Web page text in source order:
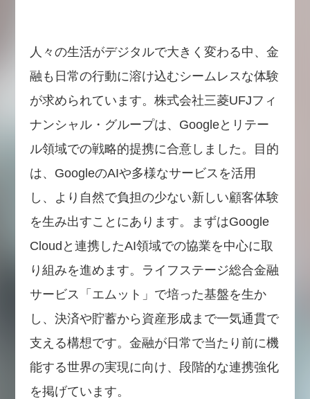
人々の生活がデジタルで大きく変わる中、金
融も日常の行動に溶け込むシームレスな体験
が求められています。株式会社三菱UFJフィ
ナンシャル・グループは、Googleとリテー
ル領域での戦略的提携に合意しました。目的
は、GoogleのAIや多様なサービスを活用
し、より自然で負担の少ない新しい顧客体験
を生み出すことにあります。まずはGoogle
Cloudと連携したAI領域での協業を中心に取
り組みを進めます。ライフステージ総合金融
サービス「エムット」で培った基盤を生か
し、決済や貯蓄から資産形成まで一気通貫で
支える構想です。金融が日常で当たり前に機
能する世界の実現に向け、段階的な連携強化
を掲げています。